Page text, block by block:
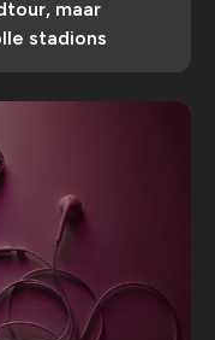
maar
stadions